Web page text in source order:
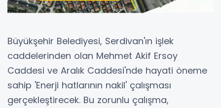
Büyükşehir Belediyesi, Serdivan'ın işlek
caddelerinden olan Mehmet Akif Ersoy
Caddesi ve Aralık Caddesi'nde hayati öneme
sahip 'Enerji hatlarının nakil' çalışması
gerçekleştirecek. Bu zorunlu çalışma,